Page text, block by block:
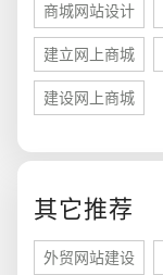
商城网站设计
建立网上商城
建设网上商城
其它推荐
外贸网站建设